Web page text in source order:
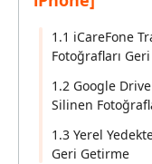
1.1 iCareFone
Fotoğrafları
1.2 Google
Silinen
1.3 Yerel
Geri Getirme